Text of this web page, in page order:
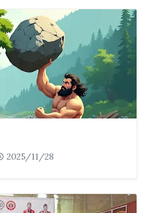
2025/11/28